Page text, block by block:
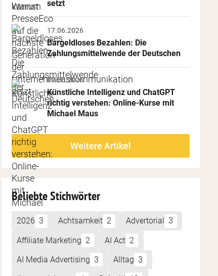
setzt
17.06.2026
Bargeldloses Bezahlen: Die
Zahlungsmittelwende der Deutschen
09.06.2026
Künstliche Intelligenz und ChatGPT
richtig verstehen: Online-Kurse mit
Michael Maus
Weitere Artikel
Beliebte Stichwörter
2026 3 Achtsamkeit 2 Advertorial 3
Affiliate Marketing 2 AI Act 2
AI Media Advertising 3 Alltag 3